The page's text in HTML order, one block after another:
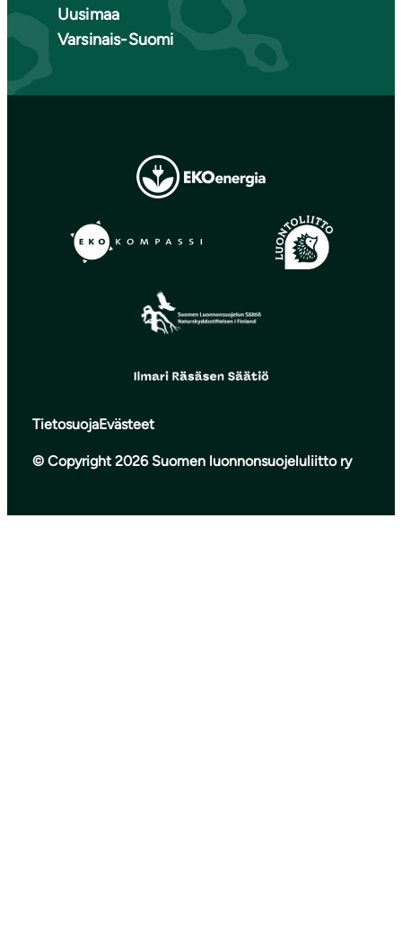
Uusimaa
Varsinais-Suomi
TietosuojaEvästeet
© Copyright 2026 Suomen luonnonsuojeluliitto ry